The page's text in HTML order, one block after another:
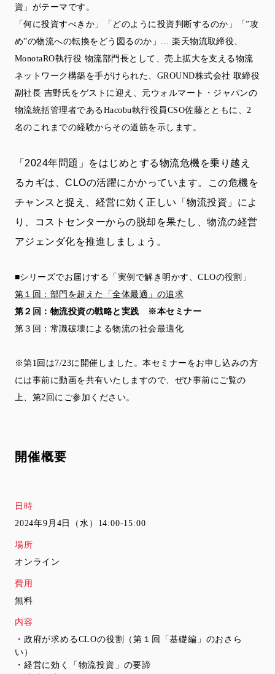
資」がテーマです。
「何に投資すべきか」「どのように投資判断するのか」「”攻
め”の物流への転換をどう図るのか」... 楽天物流取締役、
MonotaRO執行役 物流部門長として、売上拡大を支える物流
ネットワーク構築を手がけられた、GROUND株式会社 取締役
副社長 吉野氏をゲストに迎え、元ウォルマート・ジャパンの
物流統括管理者であるHacobu執行役員CSO佐藤とともに、2
名のこれまでの経験からその道筋を示します。
「2024年問題」をはじめとする物流危機を乗り越え
るカギは、CLOの活躍にかかっています。この危機を
チャンスと捉え、経営に効く正しい「物流投資」によ
り、コストセンターからの脱却を果たし、物流の経営
アジェンダ化を推進しましょう。
■シリーズでお届けする「実例で解き明かす、CLOの役割」
第１回：部門を超えた「全体最適」の追求
第２回：物流投資の戦略と実践 ※本セミナー
第３回：常識破壊による物流の社会最適化
※第1回は7/23に開催しました。本セミナーをお申し込みの方
には事前に動画を共有いたしますので、ぜひ事前にご覧の
上、第2回にご参加ください。
開催概要
日時
2024年9月4日（水）14:00-15:00
場所
オンライン
費用
無料
内容
・政府が求めるCLOの役割（第１回「基礎編」のおさら
い）
・経営に効く「物流投資」の要諦